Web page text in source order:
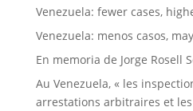
Venezuela: fewer cases,
Venezuela: menos casos,
En memoria de Jorge Rosell
Au Venezuela, « les
arrestations arbitraires et